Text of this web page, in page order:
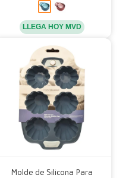
LLEGA HOY MVD
Molde de Silicona Para